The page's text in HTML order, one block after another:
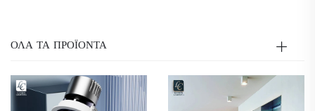
ΟΛΑ ΤΑ ΠΡΟΪΟΝΤΑ